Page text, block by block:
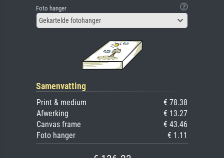
Foto hanger
Gekartelde fotohanger
Samenvatting
Print & medium
€ 78.38
Afwerking
€ 13.27
Canvas frame
€ 43.46
Foto hanger
€ 1.11